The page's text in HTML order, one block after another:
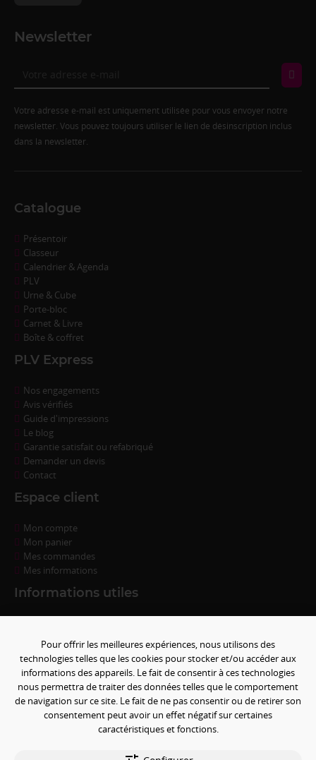
Newsletter
Votre adresse e-mail est uniquement utilisée pour vous envoyer notre
newsletter. Vous pouvez toujours utiliser le lien de désinscription inclus
dans la newsletter.
Catalogue
Présentoir
Classeur
Calendrier & Agenda
PLV
Urne & Cube
Porte-bloc
Carnet & Livre
Boîte & coffret
PLV Express
Nos engagements
Avis vérifiés
Guide d'impressions
Le blog
Garantie satisfait ou refabriqué
Demander un devis
Contact
Espace client
Mon compte
Mon panier
Mes commandes
Mes informations
Informations utiles
Livraison
Conditions générales de ventes
Politique de confidentialité
Mentions légales
Paramétrer les cookies
Paiement sécurisé
Pour offrir les meilleures expériences, nous utilisons des
technologies telles que les cookies pour stocker et/ou accéder aux
informations des appareils. Le fait de consentir à ces technologies
nous permettra de traiter des données telles que le comportement
de navigation sur ce site. Le fait de ne pas consentir ou de retirer son
consentement peut avoir un effet négatif sur certaines
caractéristiques et fonctions.